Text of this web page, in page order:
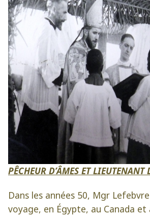
PÊCHEUR D’ÂMES ET
Dans les années 50, Mgr
voyage, en Égypte, au Canada et